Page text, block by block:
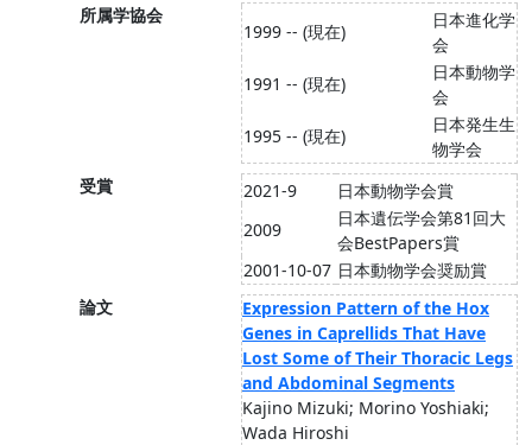
所属学協会
1999 -- (現在)
日本進化学
会
1991 -- (現在)
日本動物学
会
1995 -- (現在)
日本発生生
物学会
受賞
2021-9
日本動物学会賞
2009
日本遺伝学会第81回大
会BestPapers賞
2001-10-07 日本動物学会奨励賞
論文
Expression Pattern of the Hox
Genes in Caprellids That Have
Lost Some of Their Thoracic Legs
and Abdominal Segments
Kajino Mizuki; Morino Yoshiaki;
Wada Hiroshi